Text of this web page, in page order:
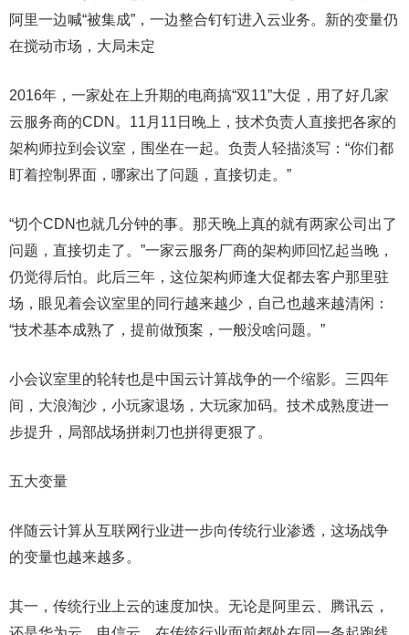
阿里一边喊“被集成”，一边整合钉钉进入云业务。新的变量仍
在搅动市场，大局未定
2016年，一家处在上升期的电商搞“双11”大促，用了好几家
云服务商的CDN。11月11日晚上，技术负责人直接把各家的
架构师拉到会议室，围坐在一起。负责人轻描淡写：“你们都
盯着控制界面，哪家出了问题，直接切走。”
“切个CDN也就几分钟的事。那天晚上真的就有两家公司出了
问题，直接切走了。”一家云服务厂商的架构师回忆起当晚，
仍觉得后怕。此后三年，这位架构师逢大促都去客户那里驻
场，眼见着会议室里的同行越来越少，自己也越来越清闲：
“技术基本成熟了，提前做预案，一般没啥问题。”
小会议室里的轮转也是中国云计算战争的一个缩影。三四年
间，大浪淘沙，小玩家退场，大玩家加码。技术成熟度进一
步提升，局部战场拼刺刀也拼得更狠了。
五大变量
伴随云计算从互联网行业进一步向传统行业渗透，这场战争
的变量也越来越多。
其一，传统行业上云的速度加快。无论是阿里云、腾讯云，